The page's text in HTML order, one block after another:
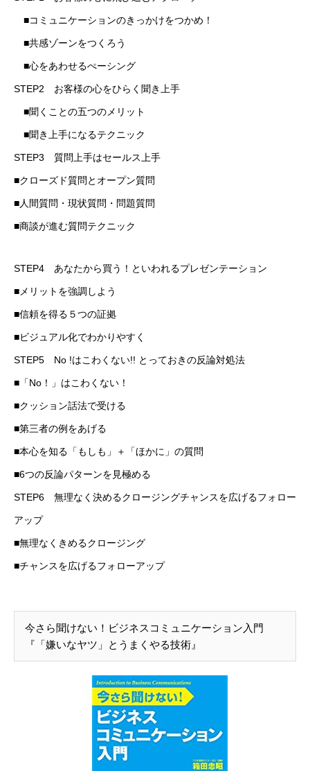
■コミュニケーションのきっかけをつかめ！
■共感ゾーンをつくろう
■心をあわせるぺーシング
STEP2 お客様の心をひらく聞き上手
■聞くことの五つのメリット
■聞き上手になるテクニック
STEP3 質問上手はセールス上手
■クローズド質問とオープン質問
■人間質問・現状質問・問題質問
■商談が進む質問テクニック
STEP4 あなたから買う！といわれるプレゼンテーション
■メリットを強調しよう
■信頼を得る５つの証拠
■ビジュアル化でわかりやすく
STEP5 No !はこわくない!! とっておきの反論対処法
■「No！」はこわくない！
■クッション話法で受ける
■第三者の例をあげる
■本心を知る「もしも」＋「ほかに」の質問
■6つの反論パターンを見極める
STEP6 無理なく決めるクロージングチャンスを広げるフォロー
アップ
■無理なくきめるクロージング
■チャンスを広げるフォローアップ
今さら聞けない！ビジネスコミュニケーション入門
『「嫌いなヤツ」とうまくやる技術』